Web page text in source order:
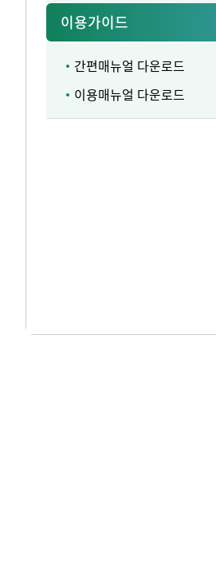
이용가이드
간편매뉴얼 다운로드
이용매뉴얼 다운로드